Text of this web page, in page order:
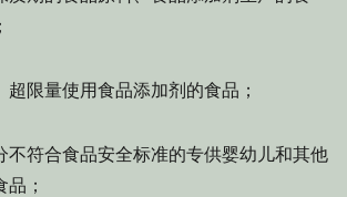
限量使用食品添加剂的食品；
符合食品安全标准的专供婴幼儿和其他
；